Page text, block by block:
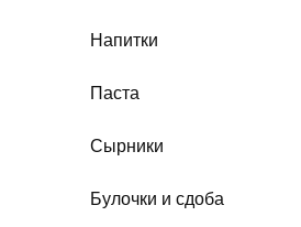
Напитки
Паста
Сырники
Булочки и сдоба